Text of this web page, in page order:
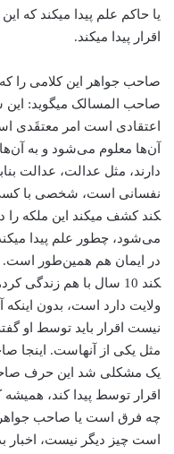
یا حاکم علم پیدا می­کند که
اقرار پیدا می­کند.
صاحب جواهر این کلامی را
صاحب المسالک می­گوید: این
اعتقادی است امر معتقَدی
آن‌ها معلوم می‌شود و به
دارند، مثل عدالت، عدالت
کند کشف می­کند این ملکه را
می‌شود، چطور علم پیدا
کند 10 سال با هم
ولایت دارد است، بدون
نیست اقرار باید توسط او
مثل یکی از آن­هاست. اینجا
یک مشکلی شد این حرف
اقرار توسط پیدا کند،
چه فرق است یا صاحب جواهر
است چیز دیگر نیست،